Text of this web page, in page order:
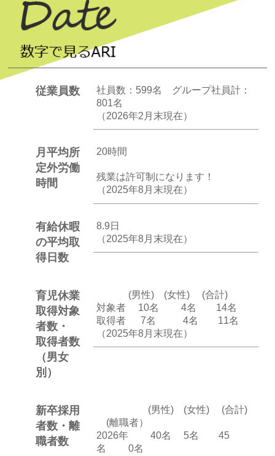
従業員数
社員数：599名 グループ社員計：
801名
（2026年2月末現在）
月平均所
定外労働
時間
20時間
残業は許可制になります！
（2025年8月末現在）
有給休暇
の平均取
得日数
8.9日
（2025年8月末現在）
育児休業
取得対象
者数・
取得者数
（男女
別）
(男性) (女性) (合計)
対象者 10名 4名 14名
取得者 7名 4名 11名
（2025年8月末現在）
新卒採用
者数・離
職者数
(男性) (女性) (合計)
(離職者）
2026年 40名 5名 45
名 0名